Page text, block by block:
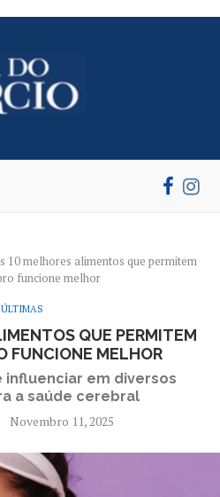
10 melhores alimentos que permitem
funcione melhor
ÚLTIMAS
QUE PERMITEM
FUNCIONE MELHOR
em diversos
a saúde cerebral
Novembro 11, 2025